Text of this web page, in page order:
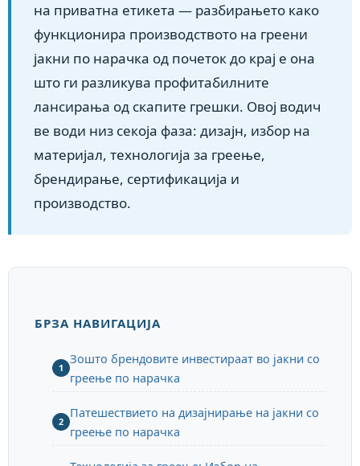
на приватна етикета — разбирањето како
функционира производството на греени
јакни по нарачка од почеток до крај е она
што ги разликува профитабилните
лансирања од скапите грешки. Овој водич
ве води низ секоја фаза: дизајн, избор на
материјал, технологија за греење,
брендирање, сертификација и
производство.
БРЗА НАВИГАЦИЈА
1
Зошто брендовите инвестираат во јакни со
греење по нарачка
2
Патешествието на дизајнирање на јакни со
греење по нарачка